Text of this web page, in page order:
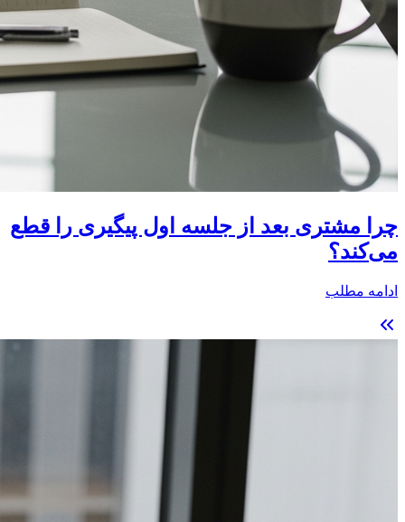
چرا مشتری بعد از جلسه اول پیگیری را قطع
می‌کند؟
ادامه مطلب